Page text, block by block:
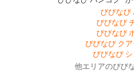
びびなび
びびなび
びびなび
びびなび ク
びびなび
他エリアのびび